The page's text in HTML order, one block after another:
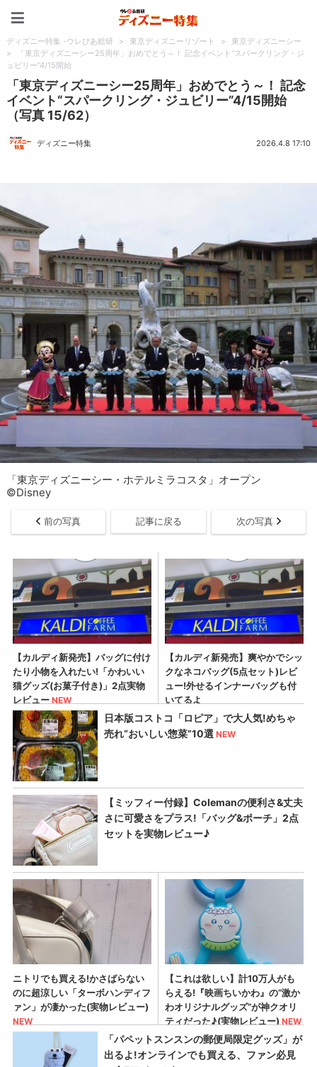
ディズニー特集 -ウレぴあ総研 > 東京ディズニーリゾート >
東京ディズニーシー
>
「東京ディズニーシー25周年」おめでとう～！ 記念イベント“スパークリング・ジ
ュビリー”4/15開始
「東京ディズニーシー25周年」おめでとう～！ 記念
イベント“スパークリング・ジュビリー”4/15開始
（写真 15/62）
ディズニー特集 2026.4.8 17:10
「東京ディズニーシー・ホテルミラコスタ」オープン
©Disney
前の写真 記事に戻る 次の写真